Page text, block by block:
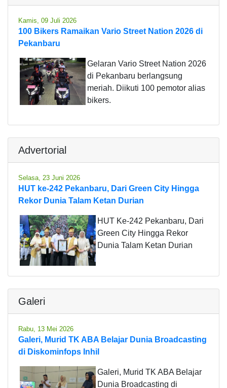
Kamis, 09 Juli 2026
100 Bikers Ramaikan Vario Street Nation 2026 di
Pekanbaru
Gelaran Vario Street Nation 2026
di Pekanbaru berlangsung
meriah. Diikuti 100 pemotor alias
bikers.
Advertorial
Selasa, 23 Juni 2026
HUT ke-242 Pekanbaru, Dari Green City Hingga
Rekor Dunia Talam Ketan Durian
HUT Ke-242 Pekanbaru, Dari
Green City Hingga Rekor
Dunia Talam Ketan Durian
Galeri
Rabu, 13 Mei 2026
Galeri, Murid TK ABA Belajar Dunia Broadcasting
di Diskominfops Inhil
Galeri, Murid TK ABA Belajar
Dunia Broadcasting di